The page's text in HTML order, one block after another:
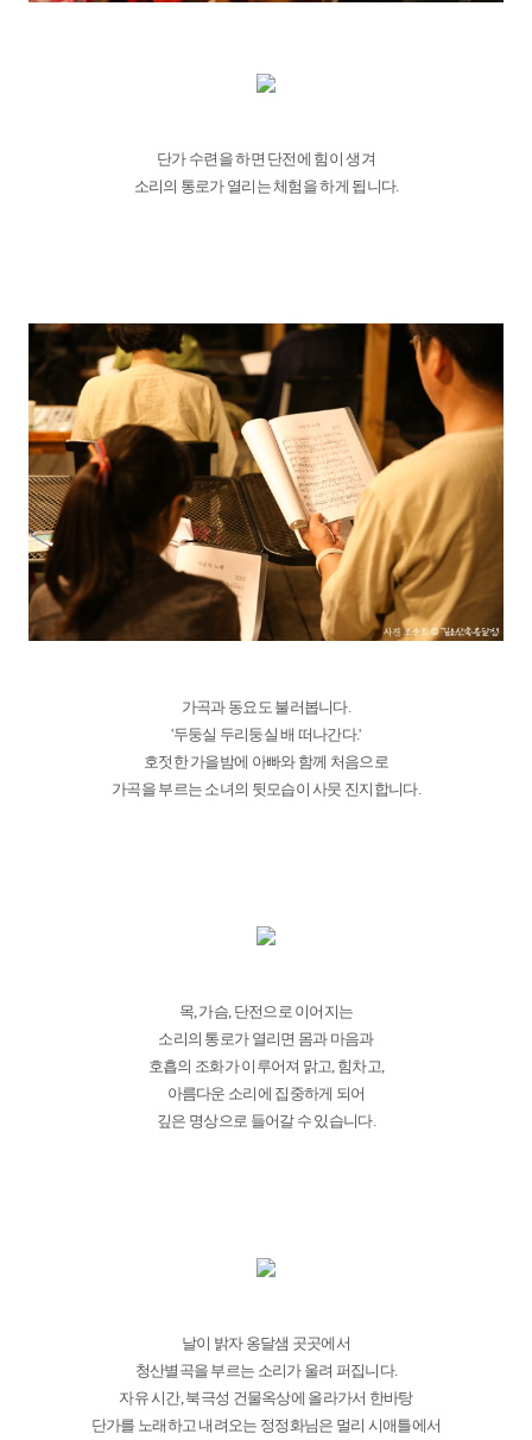
단가 수련을 하면 단전에 힘이 생겨
소리의 통로가 열리는 체험을 하게 됩니다.
가곡과 동요도 불러봅니다.
'두둥실 두리둥실 배 떠나간다.'
호젓한 가을밤에 아빠와 함께 처음으로
가곡을 부르는 소녀의 뒷모습이 사뭇 진지합니다.
목, 가슴, 단전으로 이어지는
소리의 통로가 열리면 몸과 마음과
호흡의 조화가 이루어져 맑고, 힘차고,
아름다운 소리에 집중하게 되어
깊은 명상으로 들어갈 수 있습니다.
날이 밝자 옹달샘 곳곳에서
청산별곡을 부르는 소리가 울려 퍼집니다.
자유 시간, 북극성 건물옥상에 올라가서 한바탕
단가를 노래하고 내려오는 정정화님은 멀리 시애틀에서